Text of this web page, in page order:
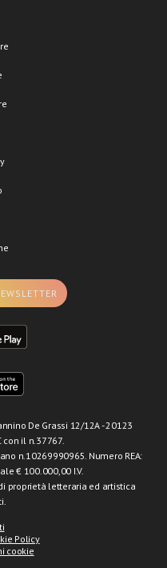
De Grassi 12/12A - 20123
con il n.37767.
n.10269990965. Numero REA:
€ 100.000,00 I.V.
proprietà letteraria ed artistica
Policy
cookie